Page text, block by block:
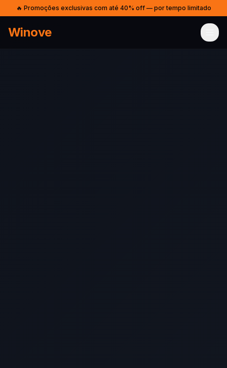
🔥 Promoções exclusivas com até 40% off — por tempo limitado
Winove